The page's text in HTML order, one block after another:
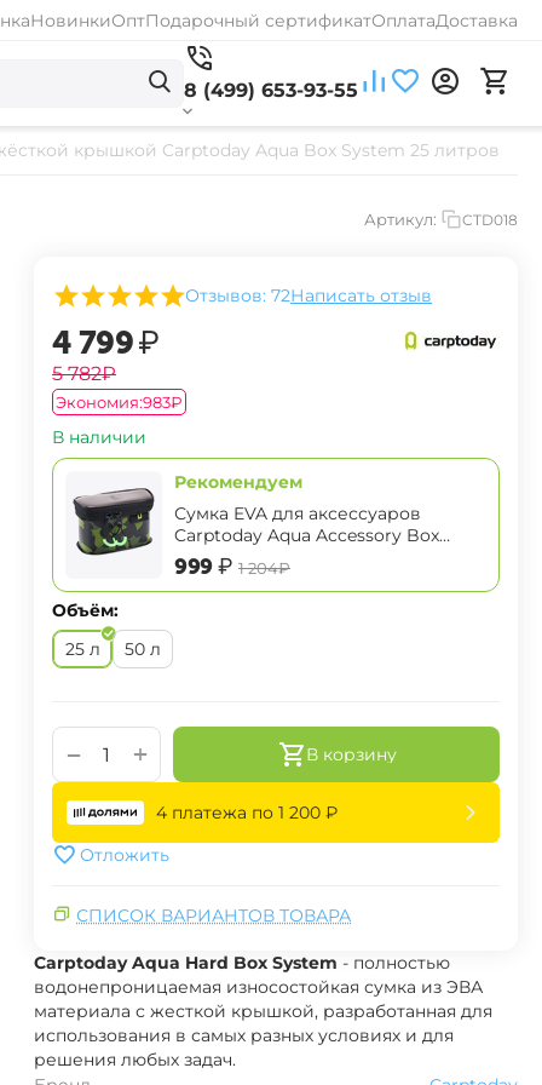
НовинкиОптПодарочный сертификатОплатаДоставка
8 (499) 653-93-55
крышкой Carptoday Aqua Box System 25 литров
Артикул: CTD018
Отзывов: 72Написать отзыв
‍4 799‍₽
‍5 782‍₽
Экономия:‍983‍₽
В наличии
Рекомендуем
Сумка EVA для аксессуаров
Carptoday Aqua Accessory Box
System маленькая
‍999‍₽ ‍1 204‍₽
Объём:
25 л
50 л
+
− В корзину
4 платежа по 1 200 ₽
Отложить
СПИСОК ВАРИАНТОВ ТОВАРА
Carptoday Aqua Hard Box System - полностью
водонепроницаемая износостойкая сумка из ЭВА
материала с жесткой крышкой, разработанная для
использования в самых разных условиях и для
решения любых задач.